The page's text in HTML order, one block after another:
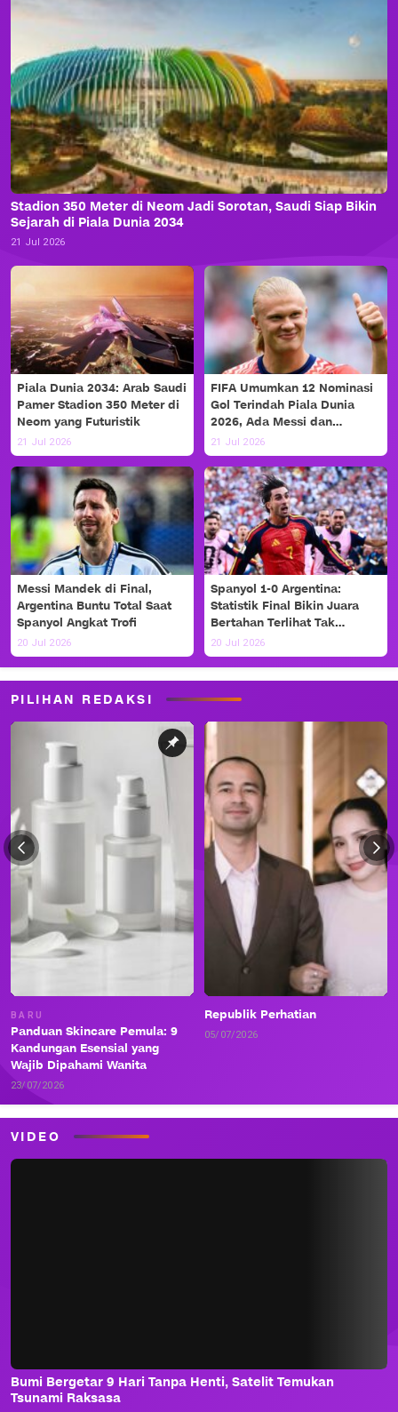
Stadion 350 Meter di Neom Jadi Sorotan, Saudi Siap Bikin
Sejarah di Piala Dunia 2034
21 Jul 2026
Piala Dunia 2034: Arab Saudi
Pamer Stadion 350 Meter di
Neom yang Futuristik
21 Jul 2026
FIFA Umumkan 12 Nominasi
Gol Terindah Piala Dunia
2026, Ada Messi dan
Haaland!
21 Jul 2026
Messi Mandek di Final,
Argentina Buntu Total Saat
Spanyol Angkat Trofi
20 Jul 2026
Spanyol 1-0 Argentina:
Statistik Final Bikin Juara
Bertahan Terlihat Tak
Berdaya
20 Jul 2026
PILIHAN REDAKSI
BARU
Panduan Skincare Pemula: 9
Kandungan Esensial yang
Wajib Dipahami Wanita
23/07/2026
Republik Perhatian
05/07/2026
VIDEO
Bumi Bergetar 9 Hari Tanpa Henti, Satelit Temukan
Tsunami Raksasa